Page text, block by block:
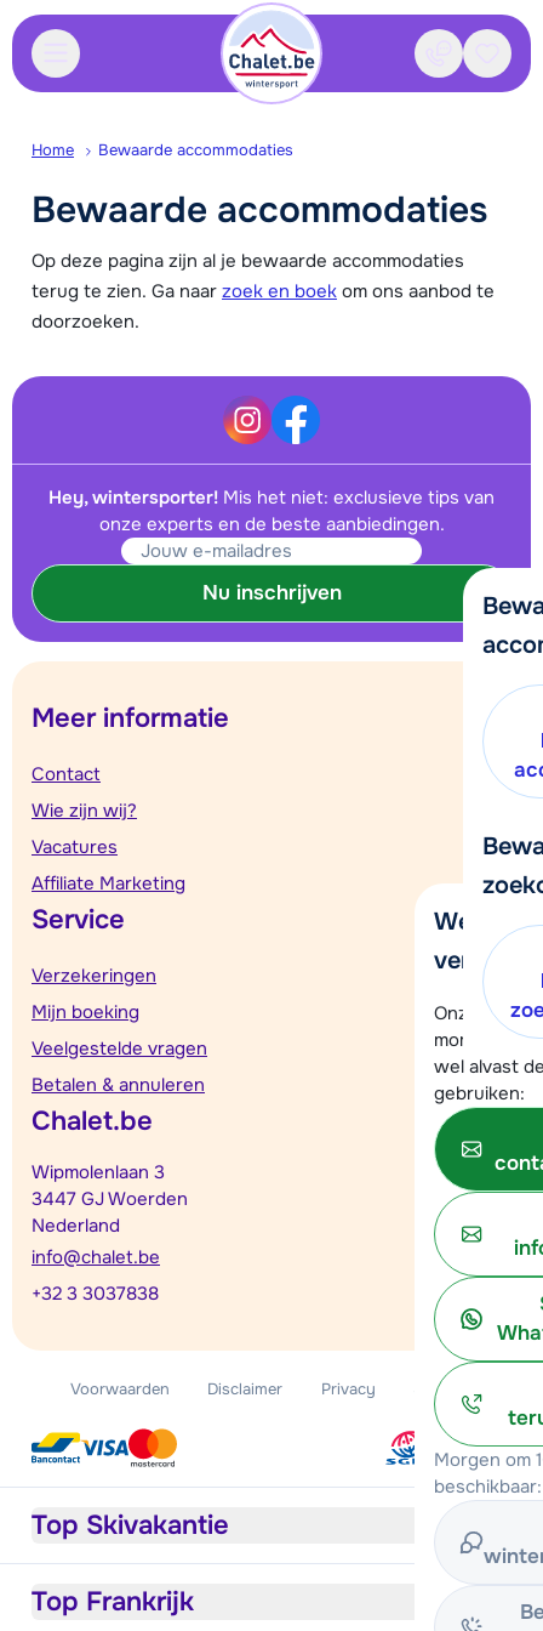
Contact
We
verder!
Onze
moment
wel alvast
gebruiken:
Morgen om
beschikbaar:
Home Bewaarde accommodaties
Bewaarde accommodaties
Op deze pagina zijn al je bewaarde accommodaties
terug te zien. Ga naar zoek en boek om ons aanbod te
doorzoeken.
Hey, wintersporter! Mis het niet: exclusieve tips van
onze experts en de beste aanbiedingen.
Nu inschrijven
Meer informatie
Contact
Wie zijn wij?
Vacatures
Affiliate Marketing
Service
Verzekeringen
Mijn boeking
Veelgestelde vragen
Betalen & annuleren
Chalet.be
Wipmolenlaan 3
3447 GJ Woerden
Nederland
info@chalet.be
+32 3 3037838
Voorwaarden Disclaimer Privacy Sitemap
Top Skivakantie
Top Frankrijk